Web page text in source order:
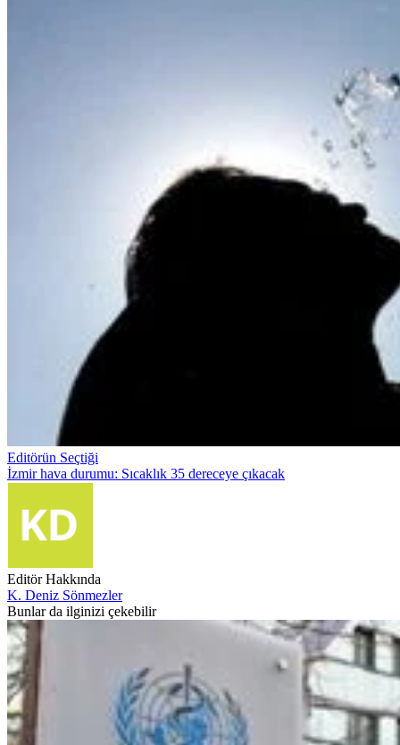
Editörün Seçtiği
İzmir hava durumu: Sıcaklık 35 dereceye çıkacak
Editör Hakkında
K. Deniz Sönmezler
Bunlar da ilginizi çekebilir